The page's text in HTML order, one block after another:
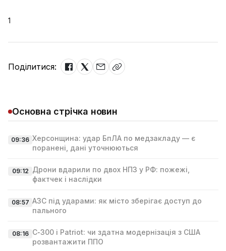
1
Поділитися:
Основна стрічка новин
09:36 Херсонщина: удар БпЛА по медзакладу — є
поранені, дані уточнюються
09:12 Дрони вдарили по двох НПЗ у РФ: пожежі,
фактчек і наслідки
08:57 АЗС під ударами: як місто зберігає доступ до
пального
08:16 С‑300 і Patriot: чи здатна модернізація з США
розвантажити ППО